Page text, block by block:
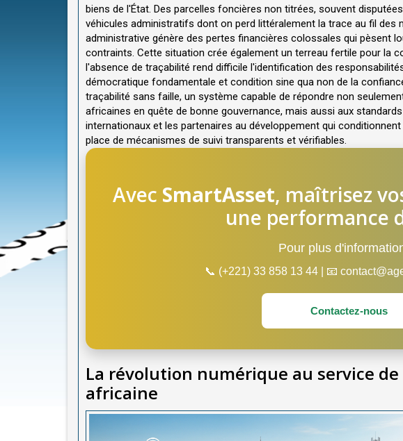
biens de l'État. Des parcelles foncières non titrées, souvent
véhicules administratifs dont on perd littéralement la trace au fil des
administrative génère des pertes financières colossales qui pèsent
contraints. Cette situation crée également un terreau fertile pour la
l'absence de traçabilité rend difficile l'identification des
démocratique fondamentale et condition sine qua non de la
traçabilité sans faille, un système capable de répondre non
africaines en quête de bonne gouvernance, mais aussi aux
internationaux et les partenaires au développement qui
place de mécanismes de suivi transparents et vérifiables.
Avec SmartAsset, maîtrisez
une performance
Pour plus
📞 (+221) 33 858 13 44 | 📧
Contactez-nous
La révolution numérique au service
africaine